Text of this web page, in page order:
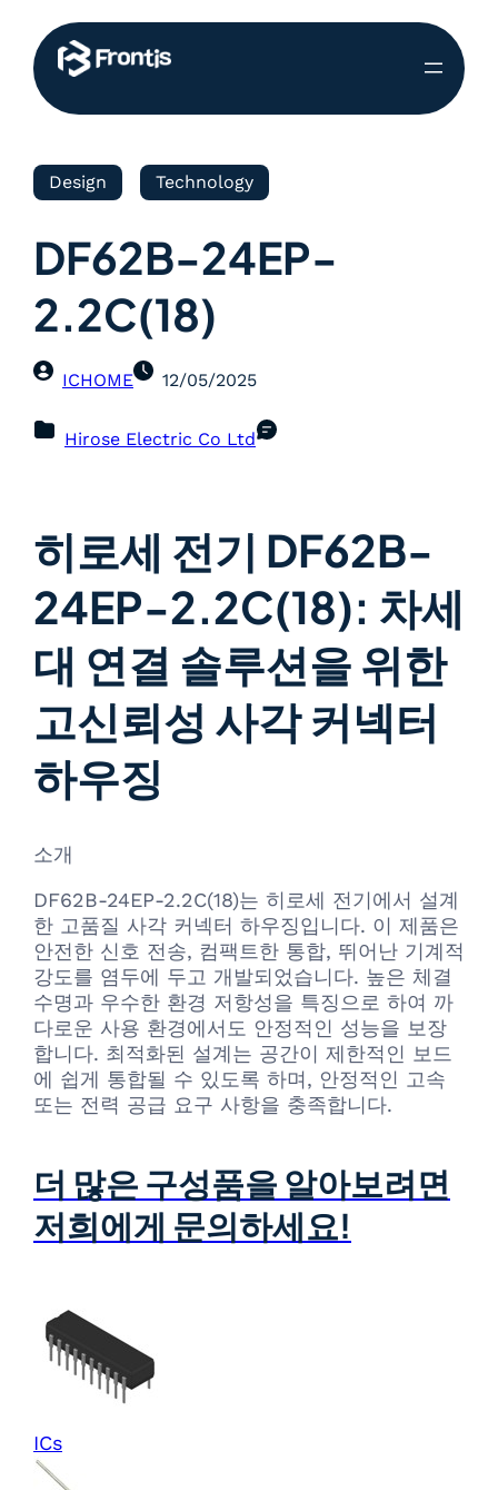
Design Technology
DF62B-24EP-
2.2C(18)
ICHOME 12/05/2025
Hirose Electric Co Ltd
히로세 전기 DF62B-
24EP-2.2C(18): 차세
대 연결 솔루션을 위한
고신뢰성 사각 커넥터
하우징
소개
DF62B-24EP-2.2C(18)는 히로세 전기에서 설계
한 고품질 사각 커넥터 하우징입니다. 이 제품은
안전한 신호 전송, 컴팩트한 통합, 뛰어난 기계적
강도를 염두에 두고 개발되었습니다. 높은 체결
수명과 우수한 환경 저항성을 특징으로 하여 까
다로운 사용 환경에서도 안정적인 성능을 보장
합니다. 최적화된 설계는 공간이 제한적인 보드
에 쉽게 통합될 수 있도록 하며, 안정적인 고속
또는 전력 공급 요구 사항을 충족합니다.
더 많은 구성품을 알아보려면
저희에게 문의하세요!
ICs